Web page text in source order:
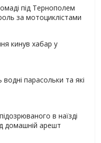
під Тернополем
за мотоциклістами
кинув хабар у
парасольки та які
в наїзді
домашній арешт